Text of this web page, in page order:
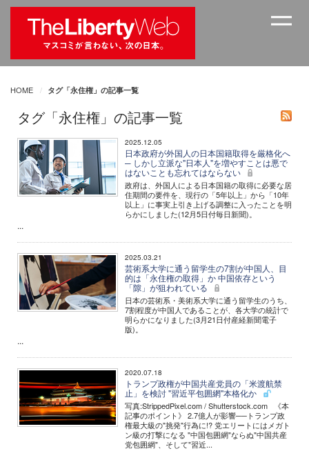
HOME タグ「永住権」の記事一覧
タグ「永住権」の記事一覧
2025.12.05
日本政府が外国人の日本国籍取得を厳格化へ
─ しかし立派な"日本人"を増やすことは悪で
はないことも忘れてはならない
政府は、外国人による日本国籍の取得に必要な居
住期間の要件を、現行の「5年以上」から「10年
以上」に事実上引き上げる調整に入ったことを明
らかにしました(12月5日付毎日新聞)。
...
2025.03.21
芸術系大学に通う留学生の7割が中国人、目
的は「永住権の取得」か 中国依存という
「隙」が狙われている
日本の芸術系・美術系大学に通う留学生のうち、
7割程度が中国人であることが、各大学の統計で
明らかになりました(3月21日付産経新聞電子
版)。
...
2020.07.18
トランプ政権が中国共産党員の「米渡航禁
止」を検討 "習近平包囲網"本格化か
写真:StrippedPixel.com / Shutterstock.com 《本
記事のポイント》 2.7億人が影響──トランプ政
権最大級の"挑発"行為に!? 党エリートにはメガト
ン級の打撃になる "中国包囲網"ならぬ"中国共産
党包囲網"、そして"習近...